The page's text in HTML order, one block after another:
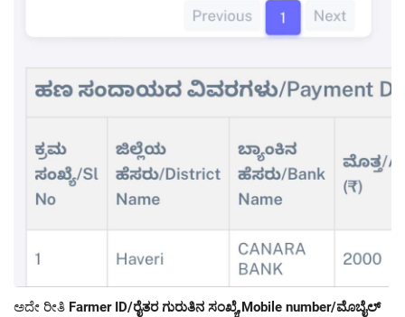
ಅದೇ ರೀತಿ Farmer ID/ರೈತರ ಗುರುತಿನ ಸಂಖ್ಯೆ,Mobile number/ಮೊಬೈಲ್